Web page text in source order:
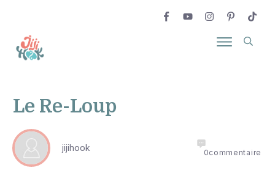
Le Re-Loup
jijihook 0commentaire